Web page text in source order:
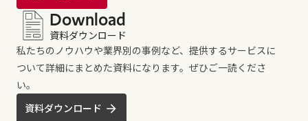
Download
資料ダウンロード
私たちのノウハウや業界別の事例など、提供するサービスに
ついて詳細にまとめた資料になります。ぜひご一読くださ
い。
資料ダウンロード